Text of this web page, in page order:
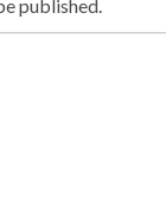
published.